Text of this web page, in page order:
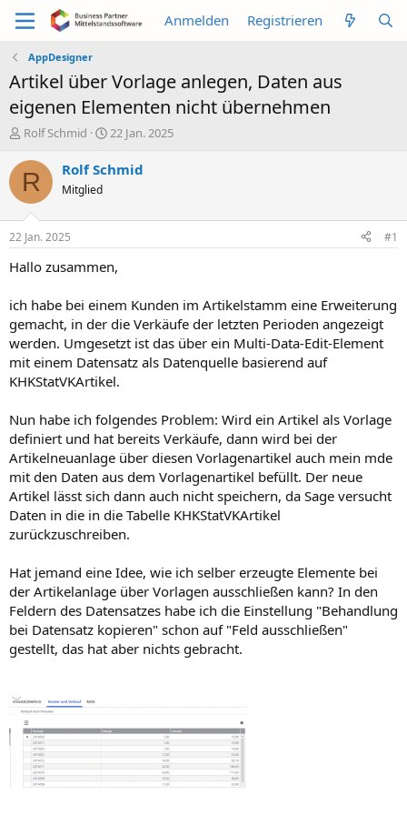
Anmelden Registrieren
AppDesigner
Artikel über Vorlage anlegen, Daten aus
eigenen Elementen nicht übernehmen
E
s
t
e
r
Rolf Schmid
E
s
t
a
m
22 Jan. 2025
R Rolf Schmid
Mitglied
22 Jan. 2025 #1
Hallo zusammen,
ich habe bei einem Kunden im Artikelstamm eine Erweiterung
gemacht, in der die Verkäufe der letzten Perioden angezeigt
werden. Umgesetzt ist das über ein Multi-Data-Edit-Element
mit einem Datensatz als Datenquelle basierend auf
KHKStatVKArtikel.
Nun habe ich folgendes Problem: Wird ein Artikel als Vorlage
definiert und hat bereits Verkäufe, dann wird bei der
Artikelneuanlage über diesen Vorlagenartikel auch mein mde
mit den Daten aus dem Vorlagenartikel befüllt. Der neue
Artikel lässt sich dann auch nicht speichern, da Sage versucht
Daten in die in die Tabelle KHKStatVKArtikel
zurückzuschreiben.
Hat jemand eine Idee, wie ich selber erzeugte Elemente bei
der Artikelanlage über Vorlagen ausschließen kann? In den
Feldern des Datensatzes habe ich die Einstellung "Behandlung
bei Datensatz kopieren" schon auf "Feld ausschließen"
gestellt, das hat aber nichts gebracht.